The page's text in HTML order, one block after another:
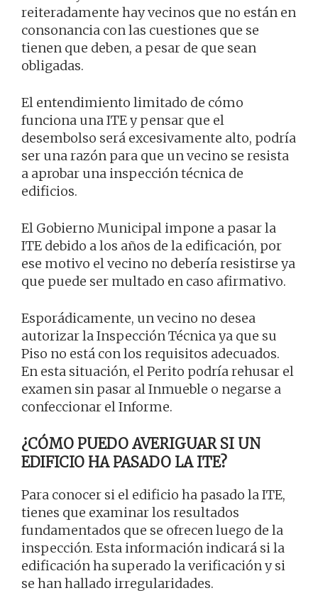
reiteradamente hay vecinos que no están en
consonancia con las cuestiones que se
tienen que deben, a pesar de que sean
obligadas.
El entendimiento limitado de cómo
funciona una ITE y pensar que el
desembolso será excesivamente alto, podría
ser una razón para que un vecino se resista
a aprobar una inspección técnica de
edificios.
El Gobierno Municipal impone a pasar la
ITE debido a los años de la edificación, por
ese motivo el vecino no debería resistirse ya
que puede ser multado en caso afirmativo.
Esporádicamente, un vecino no desea
autorizar la Inspección Técnica ya que su
Piso no está con los requisitos adecuados.
En esta situación, el Perito podría rehusar el
examen sin pasar al Inmueble o negarse a
confeccionar el Informe.
¿CÓMO PUEDO AVERIGUAR SI UN
EDIFICIO HA PASADO LA ITE?
Para conocer si el edificio ha pasado la ITE,
tienes que examinar los resultados
fundamentados que se ofrecen luego de la
inspección. Esta información indicará si la
edificación ha superado la verificación y si
se han hallado irregularidades.